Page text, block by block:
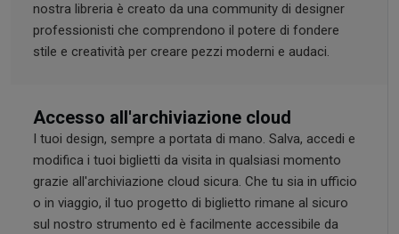
nostra libreria è creato da una community di designer
professionisti che comprendono il potere di fondere
stile e creatività per creare pezzi moderni e audaci.
Accesso all'archiviazione cloud
I tuoi design, sempre a portata di mano. Salva, accedi e
modifica i tuoi biglietti da visita in qualsiasi momento
grazie all'archiviazione cloud sicura. Che tu sia in ufficio
o in viaggio, il tuo progetto di biglietto rimane al sicuro
sul nostro strumento ed è facilmente accessibile da